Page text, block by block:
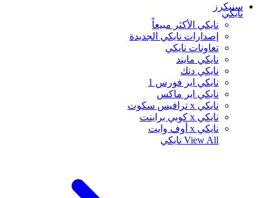
سنيكرز
نايكي
نايكي الأكثر مبيعاً
إصدارات نايكي الجديدة
تعاونات نايكي
نايكي مايند
نايكي دنك
نايكي اير فورس 1
نايكي اير ماكس
نايكي x ترافيس سكوت
نايكي x كوبي براينت
نايكي x أوف وايت
View All نايكي